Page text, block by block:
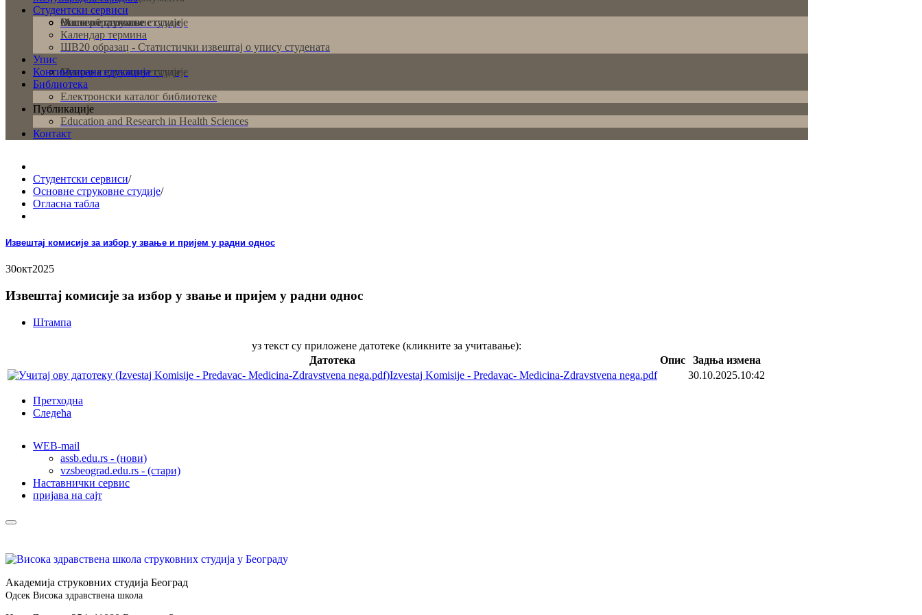
Студентски сервиси
Основне струковне студије
Мастер струковне студије
Више образовање
Календар термина
ШВ20 образац - Статистички извештај о упису студената
Упис
Основне струковне студије
Мастер струковне студије
Континуирана едукација
Библиотека
Електронски каталог библиотеке
Публикације
Education and Research in Health Sciences
Контакт
Студентски сервиси/
Основне струковне студије/
Огласна табла
Извештај комисије за избор у звање и пријем у радни однос
30окт2025
Извештај комисије за избор у звање и пријем у радни однос
Штампа
уз текст су приложене датотеке (кликните за учитавање):
Датотека
Опис
Задња измена
Izvestaj Komisije - Predavac- Medicina-Zdravstvena nega.pdf
30.10.2025.10:42
Претходна
Следећа
WEB-mail
assb.edu.rs - (нови)
vzsbeograd.edu.rs - (стари)
Наставнички сервис
пријава на сајт
Академија струковних студија Београд
Одсек Висока здравствена школа